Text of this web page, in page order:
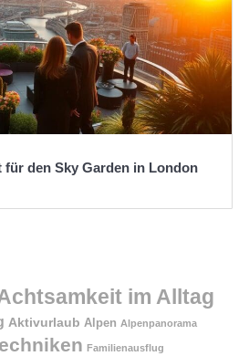
für den Sky Garden in London
im Alltag
Aktivurlaub Alpen Alpenpanorama
Familienausflug